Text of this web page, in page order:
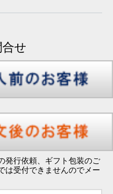
せ
発行依頼、ギフト包装のご
は受付できませんのでメー